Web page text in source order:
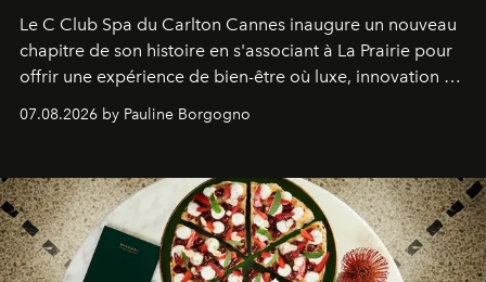
Le C Club Spa du Carlton Cannes inaugure un nouveau
chapitre de son histoire en s'associant à La Prairie pour
offrir une expérience de bien-être où luxe, innovation et
07.08.2026 by Pauline Borgogno